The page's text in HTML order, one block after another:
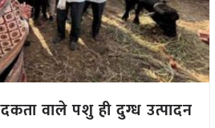
वाले पशु ही दुग्ध उत्पादन